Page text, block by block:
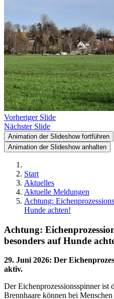
Vorheriger Slide
Nächster Slide
Animation der Slideshow fortführen
Animation der Slideshow anhalten
Start
Aktuelles
Aktuelle Meldungen
Achtung:
Hunde achten!
Achtung:
besonders auf Hunde
29. Juni 2026: Der
aktiv.
Der Eichenprozessionsspinner ist
Brennhaare können bei